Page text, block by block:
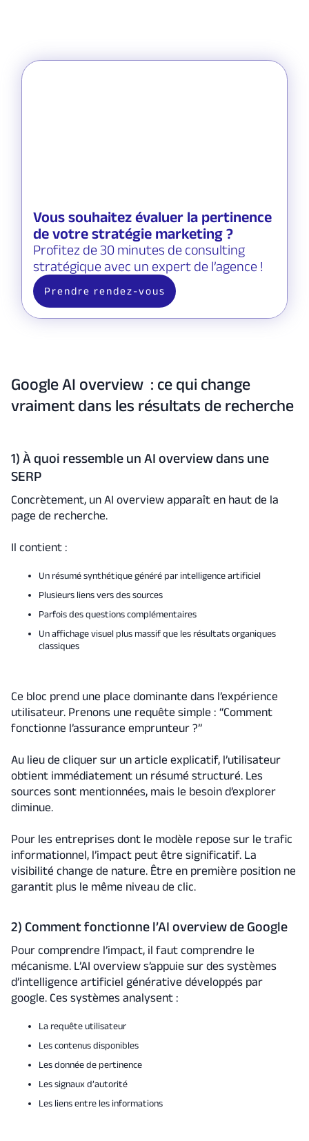
Vous souhaitez évaluer la pertinence
de votre stratégie marketing ?
Profitez de 30 minutes de consulting
stratégique avec un expert de l’agence !
Prendre rendez-vous
Google AI overview : ce qui change
vraiment dans les résultats de recherche
1) À quoi ressemble un AI overview dans une
SERP
Concrètement, un AI overview apparaît en haut de la
page de recherche.
Il contient :
Un résumé synthétique généré par intelligence artificiel
Plusieurs liens vers des sources
Parfois des questions complémentaires
Un affichage visuel plus massif que les résultats organiques
classiques
Ce bloc prend une place dominante dans l’expérience
utilisateur. Prenons une requête simple : “Comment
fonctionne l’assurance emprunteur ?”
Au lieu de cliquer sur un article explicatif, l’utilisateur
obtient immédiatement un résumé structuré. Les
sources sont mentionnées, mais le besoin d’explorer
diminue.
Pour les entreprises dont le modèle repose sur le trafic
informationnel, l’impact peut être significatif. La
visibilité change de nature. Être en première position ne
garantit plus le même niveau de clic.
2) Comment fonctionne l’AI overview de Google
Pour comprendre l’impact, il faut comprendre le
mécanisme. L’AI overview s’appuie sur des systèmes
d’intelligence artificiel générative développés par
google. Ces systèmes analysent :
La requête utilisateur
Les contenus disponibles
Les donnée de pertinence
Les signaux d’autorité
Les liens entre les informations